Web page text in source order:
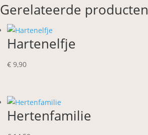
Gerelateerde producten
Hartenelfje
€ 9,90
Hertenfamilie